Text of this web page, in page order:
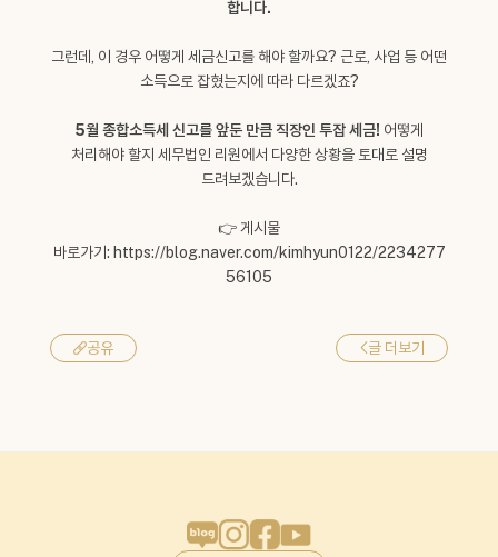
합니다.
그런데, 이 경우 어떻게 세금신고를 해야 할까요? 근로, 사업 등 어떤
소득으로 잡혔는지에 따라 다르겠죠?
5월 종합소득세 신고를 앞둔 만큼 직장인 투잡 세금! 어떻게
처리해야 할지 세무법인 리원에서 다양한 상황을 토대로 설명
드려보겠습니다.
👉 게시물
바로가기: https://blog.naver.com/kimhyun0122/2234277
56105
공유 <글 더보기